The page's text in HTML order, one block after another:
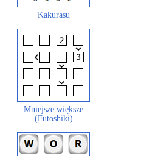
Kakurasu
Mniejsze większe
(Futoshiki)